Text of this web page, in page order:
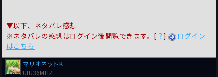
▼以下、ネタバレ感想
※ネタバレの感想はログイン後閲覧できます。[ ？ ]
ログイン
はこちら
マリオネットK
UIU36MHZ